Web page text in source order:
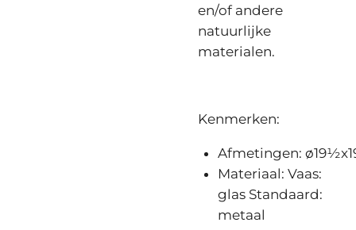
en/of andere
natuurlijke
materialen.
Kenmerken:
Afmetingen:
Materiaal: Vaas:
glas Standaard:
metaal